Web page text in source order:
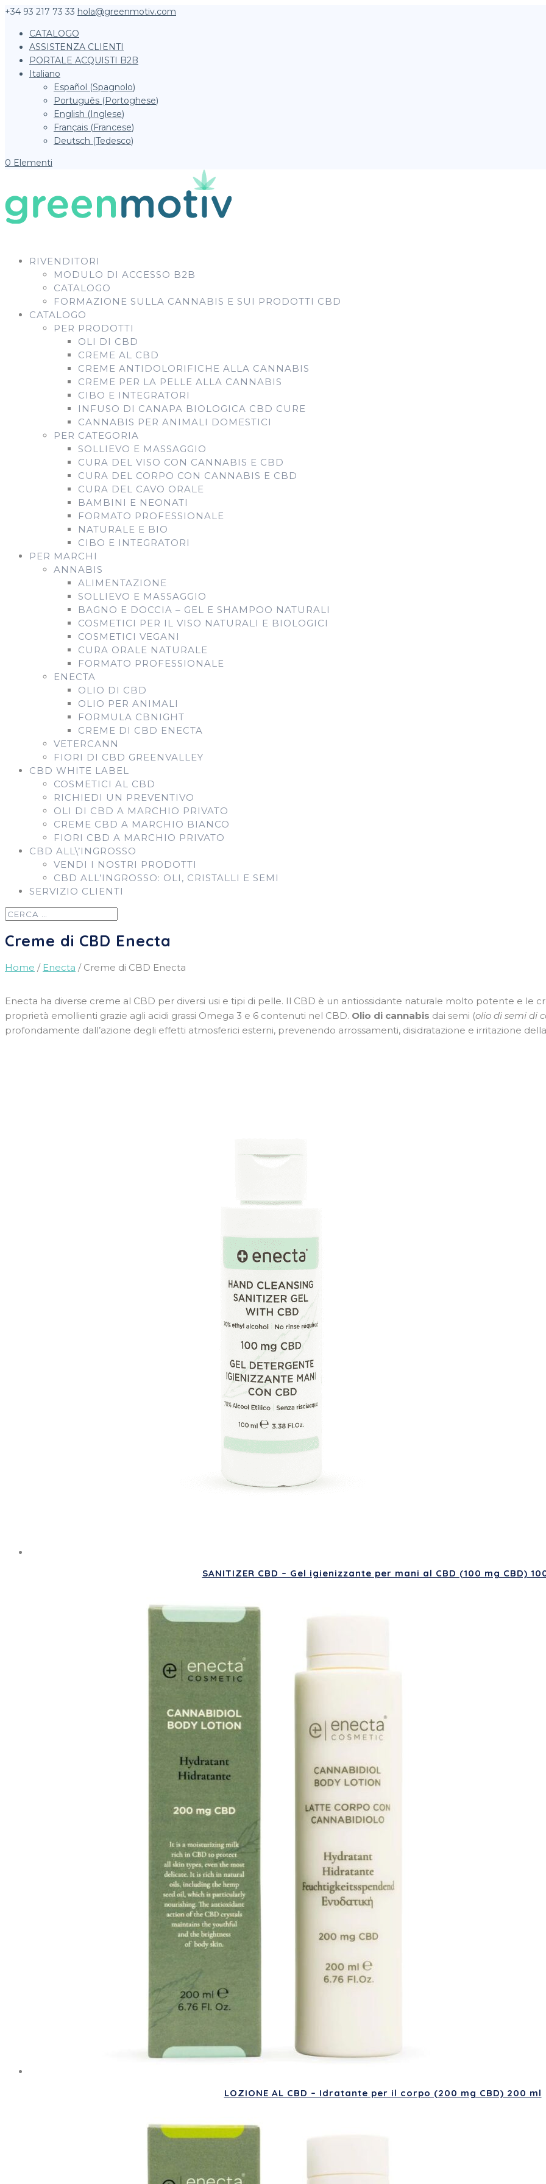
+34 93 217 73 33 hola@greenmotiv.com
CATALOGO
ASSISTENZA CLIENTI
PORTALE ACQUISTI B2B
Italiano
Español (Spagnolo)
Português (Portoghese)
English (Inglese)
Français (Francese)
Deutsch (Tedesco)
0 Elementi
RIVENDITORI
MODULO DI ACCESSO B2B
CATALOGO
FORMAZIONE SULLA CANNABIS E SUI PRODOTTI CBD
CATALOGO
PER PRODOTTI
OLI DI CBD
CREME AL CBD
CREME ANTIDOLORIFICHE ALLA CANNABIS
CREME PER LA PELLE ALLA CANNABIS
CIBO E INTEGRATORI
INFUSO DI CANAPA BIOLOGICA CBD CURE
CANNABIS PER ANIMALI DOMESTICI
PER CATEGORIA
SOLLIEVO E MASSAGGIO
CURA DEL VISO CON CANNABIS E CBD
CURA DEL CORPO CON CANNABIS E CBD
CURA DEL CAVO ORALE
BAMBINI E NEONATI
FORMATO PROFESSIONALE
NATURALE E BIO
CIBO E INTEGRATORI
PER MARCHI
ANNABIS
ALIMENTAZIONE
SOLLIEVO E MASSAGGIO
BAGNO E DOCCIA – GEL E SHAMPOO NATURALI
COSMETICI PER IL VISO NATURALI E BIOLOGICI
COSMETICI VEGANI
CURA ORALE NATURALE
FORMATO PROFESSIONALE
ENECTA
OLIO DI CBD
OLIO PER ANIMALI
FORMULA CBNIGHT
CREME DI CBD ENECTA
VETERCANN
FIORI DI CBD GREENVALLEY
CBD WHITE LABEL
COSMETICI AL CBD
RICHIEDI UN PREVENTIVO
OLI DI CBD A MARCHIO PRIVATO
CREME CBD A MARCHIO BIANCO
FIORI CBD A MARCHIO PRIVATO
CBD ALL\’INGROSSO
VENDI I NOSTRI PRODOTTI
CBD ALL’INGROSSO: OLI, CRISTALLI E SEMI
SERVIZIO CLIENTI
Creme di CBD Enecta
Home / Enecta / Creme di CBD Enecta
Enecta ha diverse creme al CBD per diversi usi e tipi di pelle. Il CBD è un antiossidante naturale molto potente e le
proprietà emollienti grazie agli acidi grassi Omega 3 e 6 contenuti nel CBD. Olio di cannabis dai semi (olio di semi di
profondamente dall’azione degli effetti atmosferici esterni, prevenendo arrossamenti, disidratazione e irritazione
SANITIZER CBD – Gel igienizzante per mani al CBD (100 mg CBD)
LOZIONE AL CBD – Idratante per il corpo (200 mg CBD) 200 ml